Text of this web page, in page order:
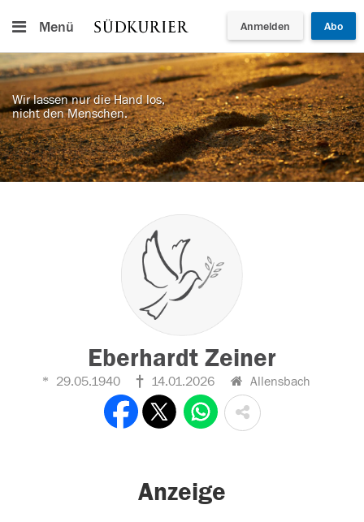
Menü Anmelden Abo
Wir lassen nur die Hand los,
nicht den Menschen.
Eberhardt Zeiner
29.05.1940 14.01.2026 Allensbach
Anzeige